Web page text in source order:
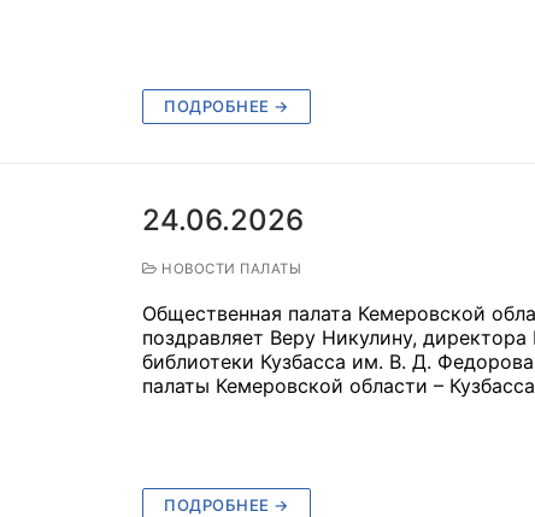
ПОДРОБНЕЕ →
24.06.2026
НОВОСТИ ПАЛАТЫ
Общественная палата Кемеровской
поздравляет Веру Никулину, директора
библиотеки Кузбасса им. В. Д.
палаты Кемеровской области –
ПОДРОБНЕЕ →